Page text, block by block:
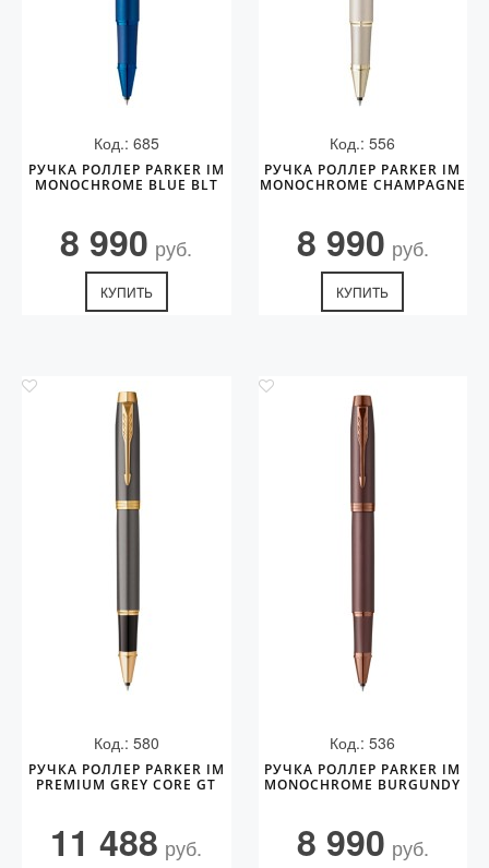
Код.: 685
РУЧКА РОЛЛЕР PARKER IM
MONOCHROME BLUE BLT
8 990 руб.
КУПИТЬ
Код.: 556
РУЧКА РОЛЛЕР PARKER IM
MONOCHROME CHAMPAGNE
8 990 руб.
КУПИТЬ
Код.: 580
РУЧКА РОЛЛЕР PARKER IM
PREMIUM GREY CORE GT
11 488 руб.
Код.: 536
РУЧКА РОЛЛЕР PARKER IM
MONOCHROME BURGUNDY
8 990 руб.